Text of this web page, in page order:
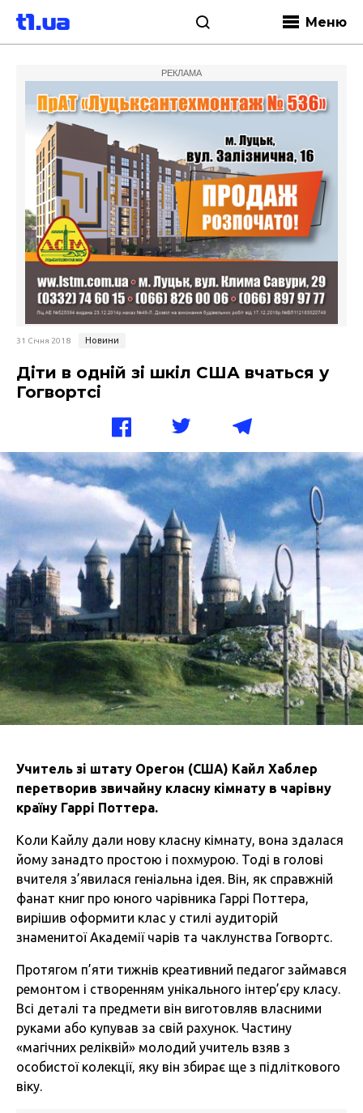
Меню
РЕКЛАМА
31 Січня 2018 Новини
Діти в одній зі шкіл США вчаться у
Гогвортсі
Учитель зі штату Орегон (США) Кайл Хаблер
перетворив звичайну класну кімнату в чарівну
країну Гаррі Поттера.
Коли Кайлу дали нову класну кімнату, вона здалася
йому занадто простою і похмурою. Тоді в голові
вчителя з’явилася геніальна ідея. Він, як справжній
фанат книг про юного чарівника Гаррі Поттера,
вирішив оформити клас у стилі аудиторій
знаменитої Академії чарів та чаклунства Гогвортс.
Протягом п’яти тижнів креативний педагог займався
ремонтом і створенням унікального інтер’єру класу.
Всі деталі та предмети він виготовляв власними
руками або купував за свій рахунок. Частину
«магічних реліквій» молодий учитель взяв з
особистої колекції, яку він збирає ще з підліткового
віку.